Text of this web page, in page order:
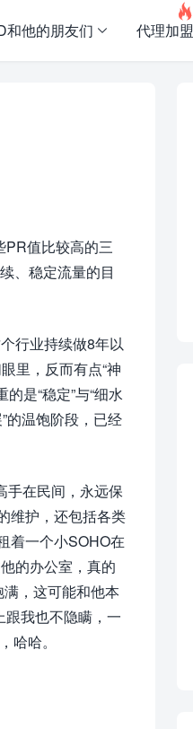
和他的朋友们 代理加盟

PR值比较高的三
、稳定流量的目
行业持续做8年以
里，反而有点“神
是“稳定”与“细水
的温饱阶段，已经
手在民间，永远保
维护，还包括各类
着一个小SOHO在
的办公室，真的
，这可能和他本
我也不隐瞒，一
哈。